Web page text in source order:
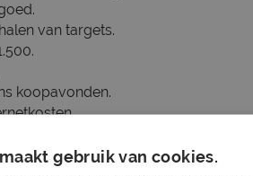
van targets.
koopavonden.
gebruik van cookies.